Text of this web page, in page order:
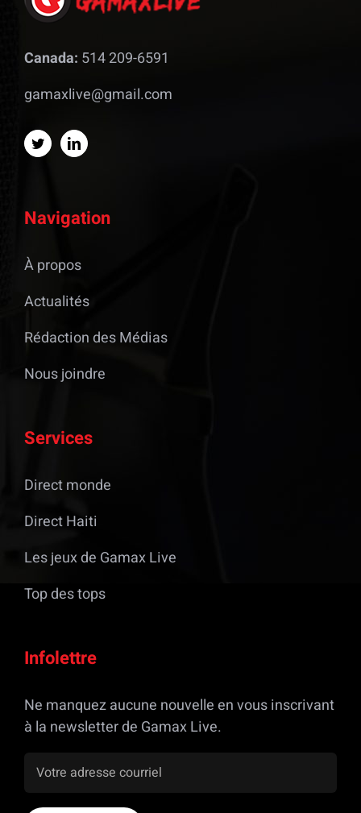
Canada: 514 209-6591
gamaxlive@gmail.com
Navigation
À propos
Actualités
Rédaction des Médias
Nous joindre
Services
Direct monde
Direct Haiti
Les jeux de Gamax Live
Top des tops
Infolettre
Ne manquez aucune nouvelle en vous inscrivant
à la newsletter de Gamax Live.